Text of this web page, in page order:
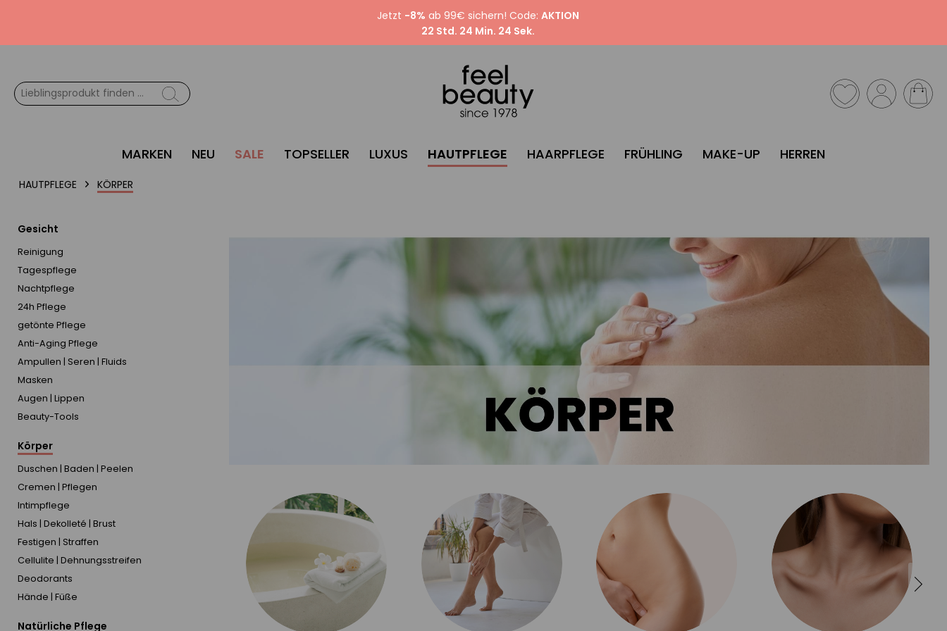
Jetzt -8% ab 99€ sichern! Code: AKTION
22 Std. 24 Min. 23 Sek.
MARKEN NEU SALE TOPSELLER LUXUS HAUTPFLEGE HAARPFLEGE FRÜHLING MAKE-UP HERREN
HAUTPFLEGE KÖRPER
Gesicht
Reinigung
Tagespflege
Nachtpflege
24h Pflege
getönte Pflege
Anti-Aging Pflege
Ampullen | Seren | Fluids
Masken
Augen | Lippen
Beauty-Tools
Körper
Duschen | Baden | Peelen
Cremen | Pflegen
Intimpflege
Hals | Dekolleté | Brust
Festigen | Straffen
Cellulite | Dehnungsstreifen
Deodorants
Hände | Füße
Natürliche Pflege